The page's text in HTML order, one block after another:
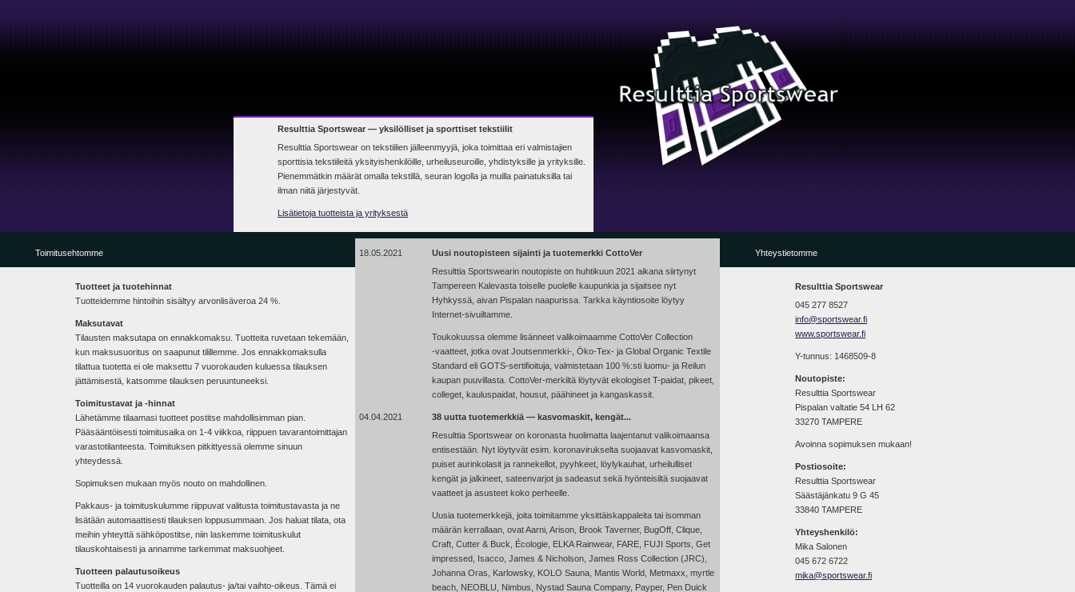
Resulttia Sportswear — yksilölliset ja sporttiset tekstiilit
Resulttia Sportswear on tekstiilien jälleenmyyjä, joka toimittaa eri valmistajien
sporttisia tekstiileitä yksityishenkilöille, urheiluseuroille, yhdistyksille ja yrityksille.
Pienemmätkin määrät omalla tekstillä, seuran logolla ja muilla painatuksilla tai
ilman niitä järjestyvät.
Lisätietoja tuotteista ja yrityksestä
Toimitusehtomme
Tuotteet ja tuotehinnat
Tuotteidemme hintoihin sisältyy arvonlisäveroa 24 %.
Maksutavat
Tilausten maksutapa on ennakkomaksu. Tuotteita ruvetaan tekemään,
kun maksusuoritus on saapunut tilillemme. Jos ennakkomaksulla
tilattua tuotetta ei ole maksettu 7 vuorokauden kuluessa tilauksen
jättämisestä, katsomme tilauksen peruuntuneeksi.
Toimitustavat ja -hinnat
Lähetämme tilaamasi tuotteet postitse mahdollisimman pian.
Pääsääntöisesti toimitusaika on 1-4 viikkoa, riippuen tavarantoimittajan
varastotilanteesta. Toimituksen pitkittyessä olemme sinuun
yhteydessä.
Sopimuksen mukaan myös nouto on mahdollinen.
Pakkaus- ja toimituskulumme riippuvat valitusta toimitustavasta ja ne
lisätään automaattisesti tilauksen loppusummaan. Jos haluat tilata, ota
meihin yhteyttä sähköpostitse, niin laskemme toimituskulut
tilauskohtaisesti ja annamme tarkemmat maksuohjeet.
Tuotteen palautusoikeus
Tuotteilla on 14 vuorokauden palautus- ja/tai vaihto-oikeus. Tämä ei
18.05.2021
Uusi noutopisteen sijainti ja tuotemerkki CottoVer
Resulttia Sportswearin noutopiste on huhtikuun 2021 aikana siirtynyt
Tampereen Kalevasta toiselle puolelle kaupunkia ja sijaitsee nyt
Hyhkyssä, aivan Pispalan naapurissa. Tarkka käyntiosoite löytyy
Internet-sivuiltamme.
Toukokuussa olemme lisänneet valikoimaamme CottoVer Collection
-vaatteet, jotka ovat Joutsenmerkki-, Öko-Tex- ja Global Organic Textile
Standard eli GOTS-sertifioituja, valmistetaan 100 %:sti luomu- ja Reilun
kaupan puuvillasta. CottoVer-merkiltä löytyvät ekologiset T-paidat, pikeet,
colleget, kauluspaidat, housut, päähineet ja kangaskassit.
04.04.2021
38 uutta tuotemerkkiä — kasvomaskit, kengät...
Resulttia Sportswear on koronasta huolimatta laajentanut valikoimaansa
entisestään. Nyt löytyvät esim. koronavirukselta suojaavat kasvomaskit,
puiset aurinkolasit ja rannekellot, pyyhkeet, löylykauhat, urheilulliset
kengät ja jalkineet, sateenvarjot ja sadeasut sekä hyönteisiltä suojaavat
vaatteet ja asusteet koko perheelle.
Uusia tuotemerkkejä, joita toimitamme yksittäiskappaleita tai isomman
määrän kerrallaan, ovat Aarni, Arison, Brook Taverner, BugOff, Clique,
Craft, Cutter & Buck, Écologie, ELKA Rainwear, FARE, FUJI Sports, Get
impressed, Isacco, James & Nicholson, James Ross Collection (JRC),
Johanna Oras, Karlowsky, KOLO Sauna, Mantis World, Metmaxx, myrtle
beach, NEOBLU, Nimbus, Nystad Sauna Company, Payper, Pen Duick
Yhteystietomme
Resulttia Sportswear
045 277 8527
info@sportswear.fi
www.sportswear.fi
Y-tunnus: 1468509-8
Noutopiste:
Resulttia Sportswear
Pispalan valtatie 54 LH 62
33270 TAMPERE
Avoinna sopimuksen mukaan!
Postiosoite:
Resulttia Sportswear
Säästäjänkatu 9 G 45
33840 TAMPERE
Yhteyshenkilö:
Mika Salonen
045 672 6722
mika@sportswear.fi